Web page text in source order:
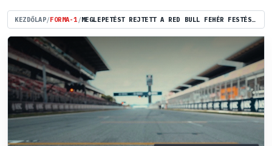
KEZDŐLAP/FORMA-1/ MEGLEPETÉST REJTETT A RED BULL FEHÉR FESTÉSE SZUZUKÁBAN